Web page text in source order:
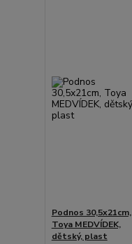
Podnos 30,5x21cm,
Toya MEDVÍDEK,
dětský, plast